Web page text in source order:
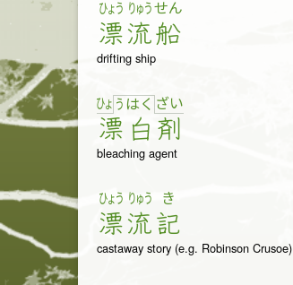
ひょう
漂
りゅう
流
せん
船
drifting ship
ひょ う
漂
はく
白
ざい
剤
bleaching agent
ひょう
漂
りゅう
流
き
記
castaway story (e.g. Robinson Crusoe)